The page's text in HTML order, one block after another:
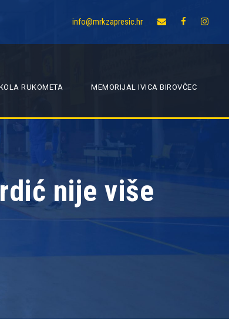
info@mrkzapresic.hr
RUKOMETA MEMORIJAL IVICA BIROVČEC
nije više